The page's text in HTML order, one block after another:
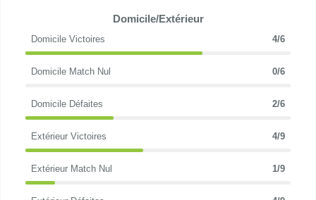
Domicile/Extérieur
Domicile Victoires 4/6
Domicile Match Nul 0/6
Domicile Défaites 2/6
Extérieur Victoires 4/9
Extérieur Match Nul 1/9